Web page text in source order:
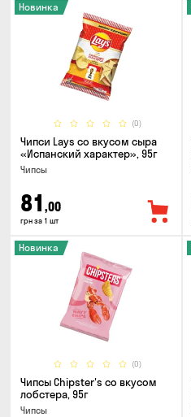
(0)
Новинка
Чипси Lays со вкусом сыра
«Испанский характер», 95г
Чипсы
81 ,00
грн за 1 шт
(0)
Новинка
Чипсы Chipster's со вкусом
лобстера, 95г
Чипсы